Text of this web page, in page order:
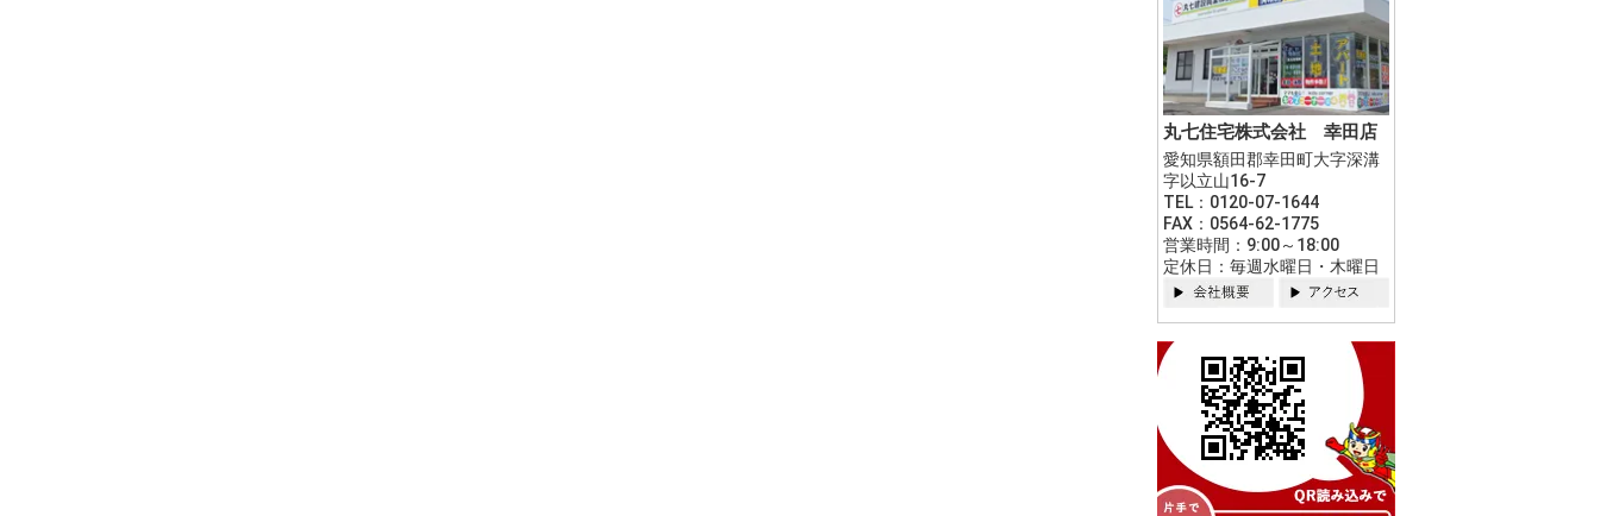
丸七住宅株式会社 幸田店
愛知県額田郡幸田町大字深溝
字以立山16-7
TEL：0120-07-1644
FAX：0564-62-1775
営業時間：9:00～18:00
定休日：毎週水曜日・木曜日